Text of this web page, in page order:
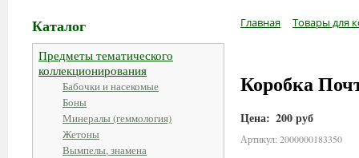
Каталог
Предметы тематического
коллекционирования
Бабочки и насекомые
Боны
Минералы (геммология)
Жетоны
Вымпелы, знамена
Главная Товары для
Коробка
Цена: 200 руб
Артикул: 2000000183350